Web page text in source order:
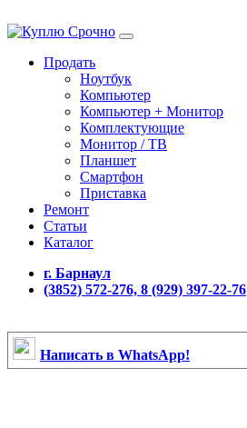
Продать
Ноутбук
Компьютер
Компьютер + Монитор
Комплектующие
Монитор / ТВ
Планшет
Смартфон
Приставка
Ремонт
Статьи
Каталог
г. Барнаул
(3852) 572-276, 8 (929) 397-22-76
Написать в WhatsApp!